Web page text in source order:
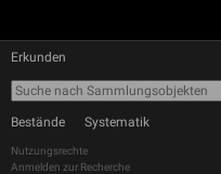
Erkunden
Bestände Systematik
Nutzungsrechte
Anmelden zur Recherche